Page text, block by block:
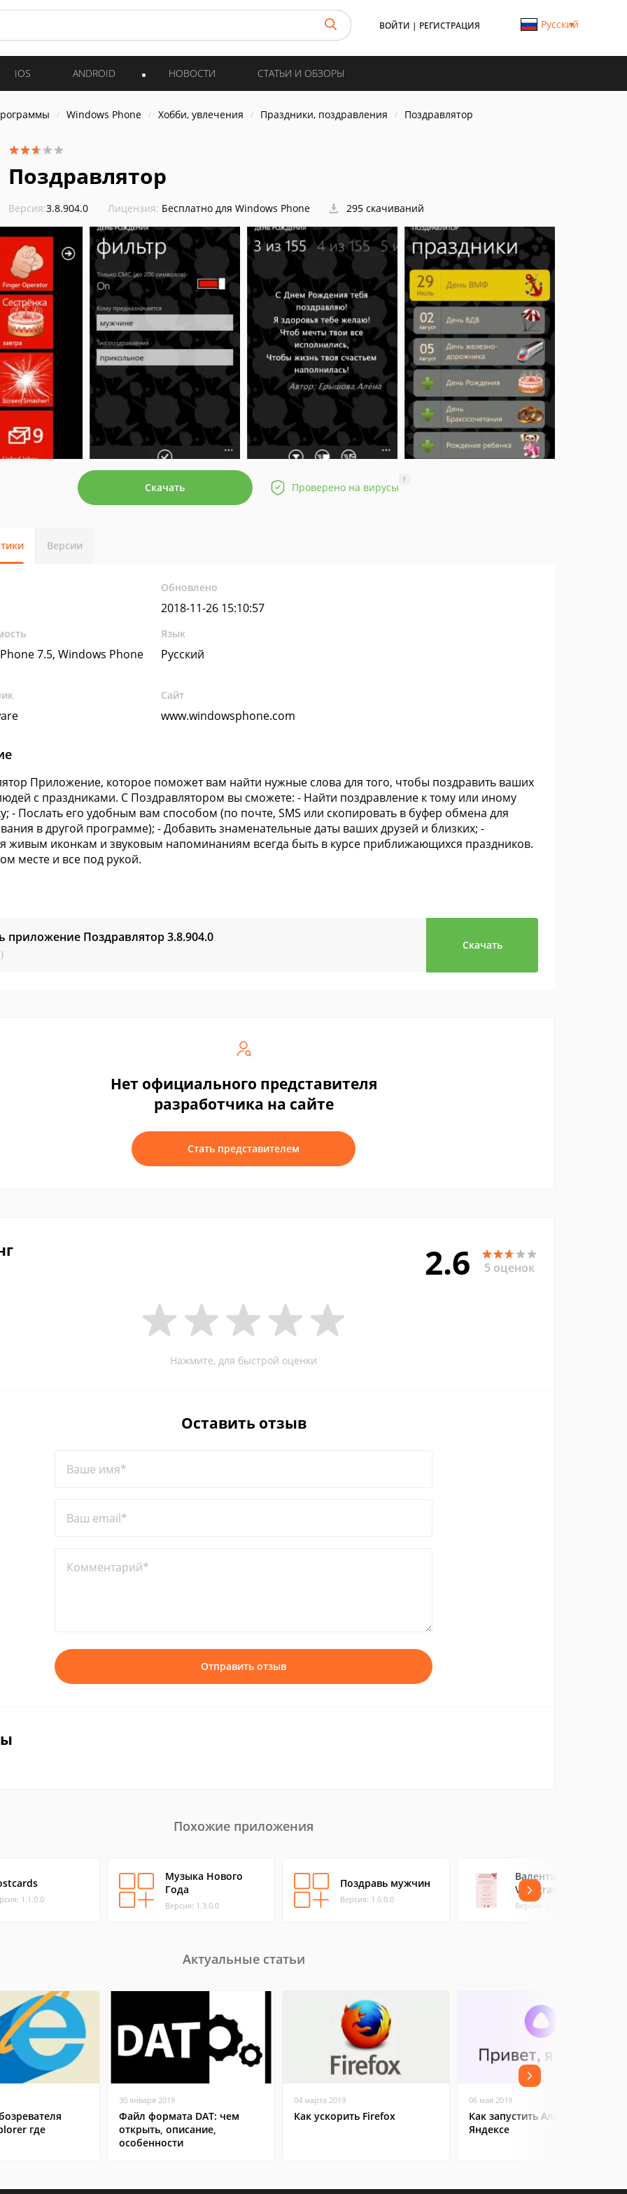
ВОЙТИ | РЕГИСТРАЦИЯ Русский
IOS ANDROID НОВОСТИ СТАТЬИ И ОБЗОРЫ
Windows Phone Хобби, увлечения Праздники, поздравления Поздравлятор
Поздравлятор
Версия:3.8.904.0 Лицензия: Бесплатно для Windows Phone 295 скачиваний
Скачать Проверено на вирусы
?
Версии
Обновлено
2018-11-26 15:10:57
7.5, Windows Phone
Язык
Русский
Сайт
www.windowsphone.com
Приложение, которое поможет вам найти нужные слова для того, чтобы поздравить ваших
с праздниками. С Поздравлятором вы сможете: - Найти поздравление к тому или иному
- Послать его удобным вам способом (по почте, SMS или скопировать в буфер обмена для
в другой программе); - Добавить знаменательные даты ваших друзей и близких; -
живым иконкам и звуковым напоминаниям всегда быть в курсе приближающихся праздников.
месте и все под рукой.
приложение Поздравлятор3.8.904.0
Скачать
Нет официального представителя
разработчика на сайте
Стать представителем
2.6 5 оценок
Нажмите, для быстрой оценки
Оставить отзыв
Ваше имя*
Ваш email*
Комментарий*
Отправить отзыв
Похожие приложения
1.1.0.0
Музыка Нового
Года
Версия: 1.3.0.0
Поздравь мужчин
Версия: 1.0.0.0
Валентинки от Igor
Vinogradov
Версия: 1.1.0.0 (0.28 МБ)
Актуальные статьи
где
30 января 2019
Файл формата DAT: чем
открыть, описание,
особенности
04 марта 2019
Как ускорить Firefox
06 мая 2019
Как запустить Алису в
Яндексе